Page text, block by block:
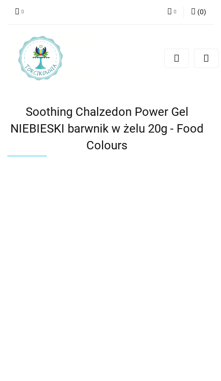
(0)
Soothing Chalzedon Power Gel
NIEBIESKI barwnik w żelu 20g - Food
Colours